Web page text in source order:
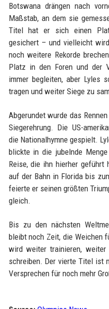
Botswana drängen nach
Maßstab, an dem sie
Titel hat er sich einen
gesichert – und vielleicht
noch weitere Rekorde
Platz in den Foren und der
immer begleiten, aber Lyles
tragen und weiter Siege zu
Abgerundet wurde das
Siegerehrung. Die US-
die Nationalhymne gespielt.
blickte in die jubelnde
Reise, die ihn hierher geführt
auf der Bahn in Florida bis
feierte er seinen größten
gleich.
Bis zu den nächsten
bleibt noch Zeit, die Weichen
wird weiter trainieren,
schreiben. Der vierte Titel ist
Versprechen für noch mehr